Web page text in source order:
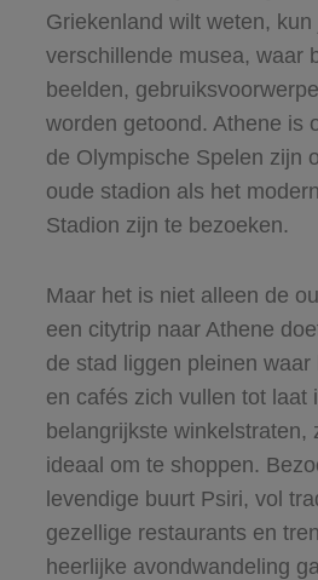
Griekenland wilt weten,
verschillende musea, waar
beelden,
worden getoond. Athene is
de Olympische Spelen zijn
oude stadion als het
Stadion zijn te bezoeken.
Maar het is niet alleen de
een citytrip naar Athene
de stad liggen pleinen
en cafés zich vullen tot laat
belangrijkste winkelstraten,
ideaal om te shoppen.
levendige buurt Psiri, vol
gezellige restaurants en
heerlijke avondwandeling